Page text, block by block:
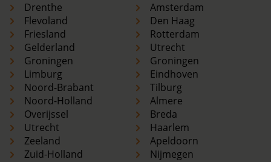
Drenthe
Flevoland
Friesland
Gelderland
Groningen
Limburg
Noord-Brabant
Noord-Holland
Overijssel
Utrecht
Zeeland
Zuid-Holland
Amsterdam
Den Haag
Rotterdam
Utrecht
Groningen
Eindhoven
Tilburg
Almere
Breda
Haarlem
Apeldoorn
Nijmegen